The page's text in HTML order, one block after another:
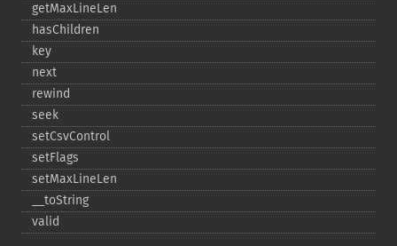
getMaxLineLen
hasChildren
key
next
rewind
seek
setCsvControl
setFlags
setMaxLineLen
_​_​toString
valid